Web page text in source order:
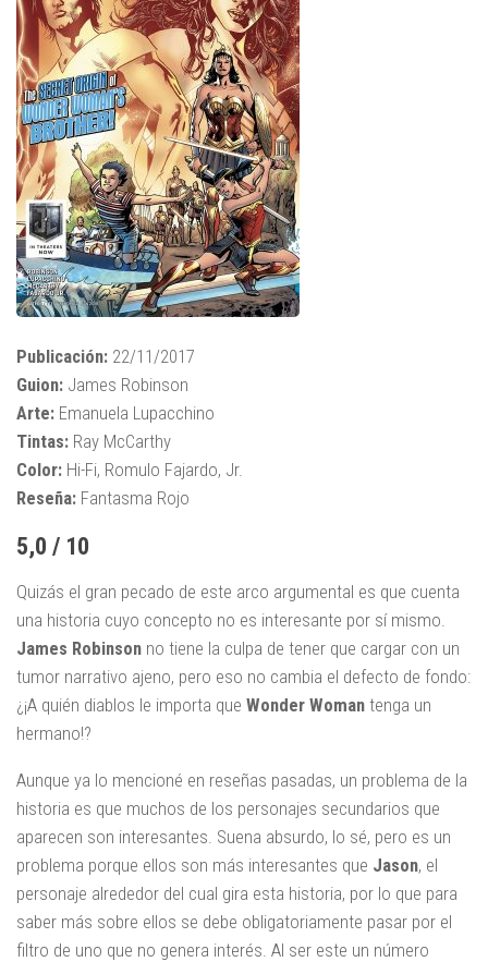
Publicación: 22/11/2017
Guion: James Robinson
Arte: Emanuela Lupacchino
Tintas: Ray McCarthy
Color: Hi-Fi, Romulo Fajardo, Jr.
Reseña: Fantasma Rojo
5,0 / 10
Quizás el gran pecado de este arco argumental es que cuenta
una historia cuyo concepto no es interesante por sí mismo.
James Robinson no tiene la culpa de tener que cargar con un
tumor narrativo ajeno, pero eso no cambia el defecto de fondo:
¿¡A quién diablos le importa que Wonder Woman tenga un
hermano!?
Aunque ya lo mencioné en reseñas pasadas, un problema de la
historia es que muchos de los personajes secundarios que
aparecen son interesantes. Suena absurdo, lo sé, pero es un
problema porque ellos son más interesantes que Jason, el
personaje alrededor del cual gira esta historia, por lo que para
saber más sobre ellos se debe obligatoriamente pasar por el
filtro de uno que no genera interés. Al ser este un número